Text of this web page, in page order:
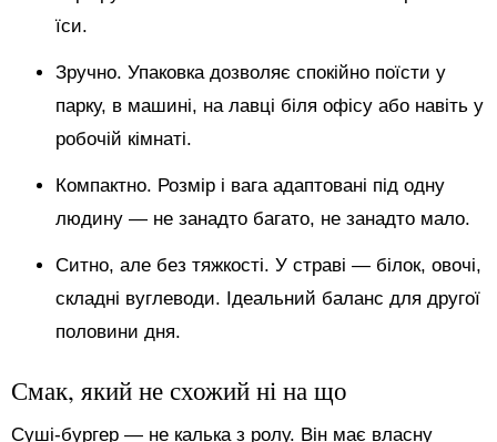
їси.
Зручно. Упаковка дозволяє спокійно поїсти у
парку, в машині, на лавці біля офісу або навіть у
робочій кімнаті.
Компактно. Розмір і вага адаптовані під одну
людину — не занадто багато, не занадто мало.
Ситно, але без тяжкості. У страві — білок, овочі,
складні вуглеводи. Ідеальний баланс для другої
половини дня.
Смак, який не схожий ні на що
Суші-бургер — не калька з ролу. Він має власну